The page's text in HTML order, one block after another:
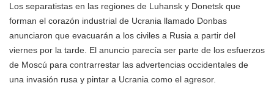
Los separatistas en las regiones de Luhansk y Donetsk que
forman el corazón industrial de Ucrania llamado Donbas
anunciaron que evacuarán a los civiles a Rusia a partir del
viernes por la tarde. El anuncio parecía ser parte de los esfuerzos
de Moscú para contrarrestar las advertencias occidentales de
una invasión rusa y pintar a Ucrania como el agresor.